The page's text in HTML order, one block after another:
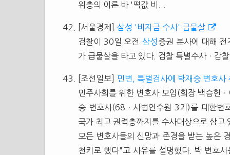
위층의 이른 바 '떡값 비...
[서울경제] 삼성 '비자금 수사' 급물살
검찰이 30일 오전 삼성 증권 본사에 대해
가 급물살을 타고 있다. 검찰 특별수사ㆍ감
[조선일보]
민변, 특별검사에 박재승 변호사
민주사회를 위한 변호사 모임(회장 백승헌
승 변호사(68ㆍ사법연수원 3기)를 대한변
국가 최고 권력층까지를 수사대상으로 삼
모든 변호사들의 신망과 존경을 받는 높은
천키로 했다"고 사유를 설명했다. 박 변호